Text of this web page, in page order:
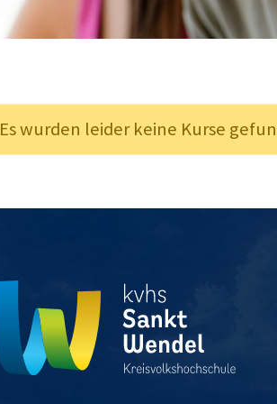
Es wurden leider keine Kurse